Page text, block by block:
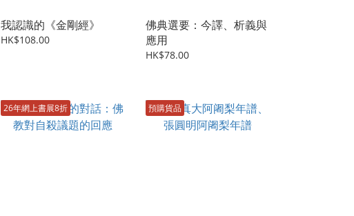
我認識的《金剛經》
HK$108.00
佛典選要：今譯、析義與
應用
HK$78.00
26年網上書展8折 預購貨品